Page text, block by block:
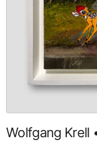
Wolfgang Krell